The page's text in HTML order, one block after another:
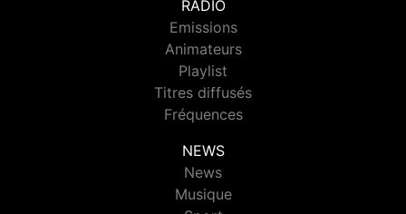
RADIO
Emissions
Animateurs
Playlist
Titres diffusés
Fréquences
NEWS
News
Musique